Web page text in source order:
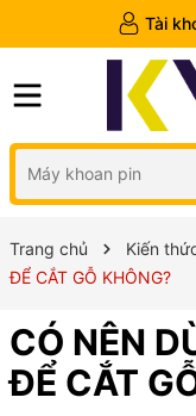
Tài
Trang chủ Kiến
ĐỂ CẮT GỖ KHÔNG?
CÓ NÊN
ĐỂ CẮT